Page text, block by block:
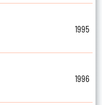
1995
1996